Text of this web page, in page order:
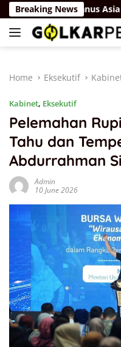
Skip
to
content
Breaking News
Adrianus Asia Sidot
Home Eksekutif
Kabinet, Eksekutif
Pelemahan
Tahu dan
Abdurrahman
Admin
10 June 2026